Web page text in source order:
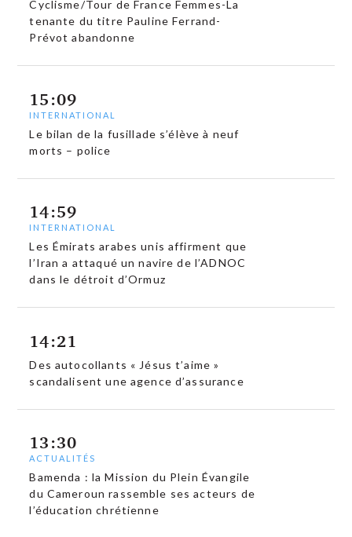
Cyclisme/Tour de France Femmes-La
tenante du titre Pauline Ferrand-
Prévot abandonne
15:09
INTERNATIONAL
Le bilan de la fusillade s’élève à neuf
morts – police
14:59
INTERNATIONAL
Les Émirats arabes unis affirment que
l’Iran a attaqué un navire de l’ADNOC
dans le détroit d’Ormuz
14:21
Des autocollants « Jésus t’aime »
scandalisent une agence d’assurance
13:30
ACTUALITÉS
Bamenda : la Mission du Plein Évangile
du Cameroun rassemble ses acteurs de
l’éducation chrétienne